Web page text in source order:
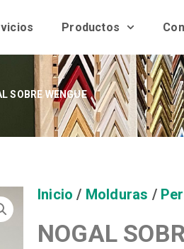
Productos
SOBRE WENGUE
Inicio / Molduras /
NOGAL